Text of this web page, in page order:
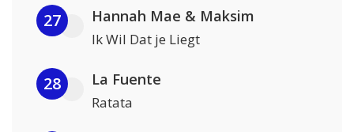
27 Hannah Mae & Maksim
Ik Wil Dat je Liegt
28 La Fuente
Ratata